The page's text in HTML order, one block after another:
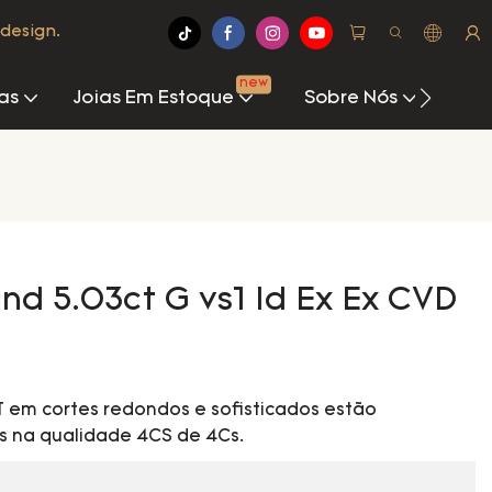
Joias Em Estoque
new
Sobre Nós
5.03ct G vs1 Id Ex Ex CVD
em cortes redondos e sofisticados estão
na qualidade 4CS de 4Cs.